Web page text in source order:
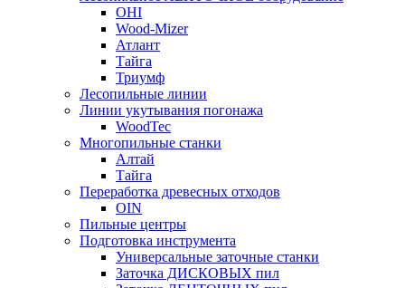
OHI
Wood-Mizer
Атлант
Тайга
Триумф
Лесопильные линии
Линии укутывания погонажа
WoodTec
Многопильные станки
Алтай
Тайга
Переработка древесных отходов
OIN
Пильные центры
Подготовка инструмента
Универсальные заточные станки
Заточка ДИСКОВЫХ пил